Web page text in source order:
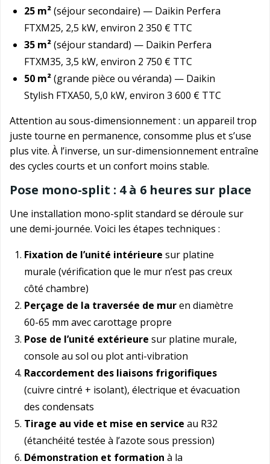
25 m²(séjour secondaire) — Daikin Perfera
FTXM25, 2,5 kW, environ 2 350 € TTC
35 m²(séjour standard) — Daikin Perfera
FTXM35, 3,5 kW, environ 2 750 € TTC
50 m²(grande pièce ou véranda) — Daikin
Stylish FTXA50, 5,0 kW, environ 3 600 € TTC
Attention au sous-dimensionnement : un appareil trop
juste tourne en permanence, consomme plus et s’use
plus vite. À l’inverse, un sur-dimensionnement entraîne
des cycles courts et un confort moins stable.
Pose mono-split : 4 à 6 heures sur place
Une installation mono-split standard se déroule sur
une demi-journée. Voici les étapes techniques :
Fixation de l’unité intérieure sur platine
murale (vérification que le mur n’est pas creux
côté chambre)
Perçage de la traversée de muren diamètre
60-65 mm avec carottage propre
Pose de l’unité extérieure sur platine murale,
console au sol ou plot anti-vibration
Raccordement des liaisons frigorifiques
(cuivre cintré + isolant), électrique et évacuation
des condensats
Tirage au vide et mise en service au R32
(étanchéité testée à l’azote sous pression)
Démonstration et formation à la